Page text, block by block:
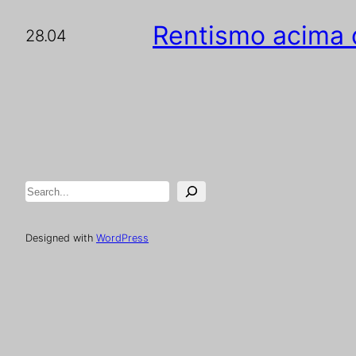
28.04 Rentismo acima
Pesquisar
Designed with WordPress